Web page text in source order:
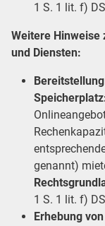
1 S. 1 lit. f)
Weitere Hinweise
und Diensten:
genannt)
1 S. 1 lit. f)
Erhebung